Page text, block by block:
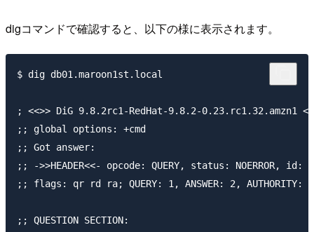
digコマンドで確認すると、以下の様に表示されます。
$ dig db01.maroon1st.local
; <<>> DiG 9.8.2rc1-RedHat-9.8.2-0.23.rc1.32.amzn1
;; global options: +cmd
;; Got answer:
;; ->>HEADER<<- opcode: QUERY, status: NOERROR, id:
;; flags: qr rd ra; QUERY: 1, ANSWER: 2, AUTHORITY:
;; QUESTION SECTION: